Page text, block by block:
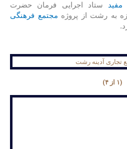
مفید ستاد اجرایی فرمان حضرت
به رشت از پروژه مجتمع فرهنگی
(۱ از ۴)